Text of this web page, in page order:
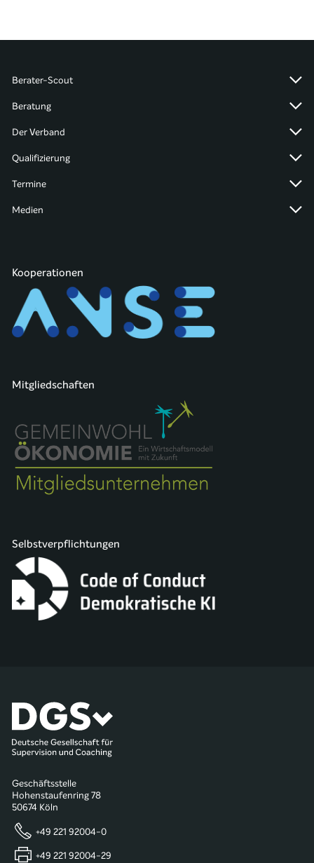
Berater-Scout
Beratung
Der Verband
Qualifizierung
Termine
Medien
Kooperationen
Mitgliedschaften
Selbstverpflichtungen
Geschäftsstelle
Hohenstaufenring 78
50674 Köln
+49 221 92004-0
+49 221 92004-29